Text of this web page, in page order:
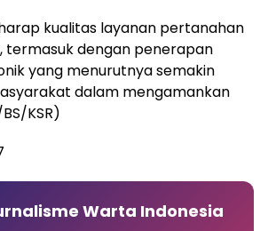
kualitas layanan pertanahan
termasuk dengan penerapan
yang menurutnya semakin
dalam mengamankan
KSR)
Warta Indonesia